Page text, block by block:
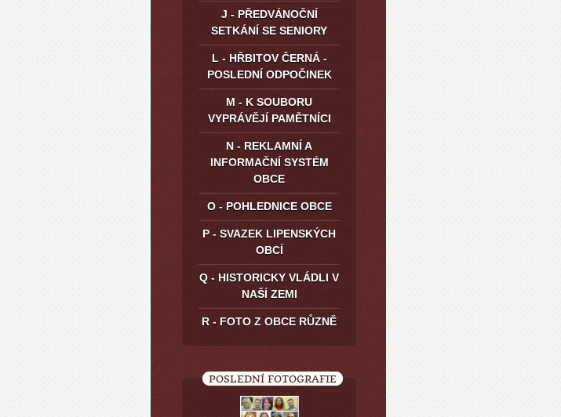
J - PŘEDVÁNOČNÍ
SETKÁNÍ SE SENIORY
L - HŘBITOV ČERNÁ -
POSLEDNÍ ODPOČINEK
M - K SOUBORU
VYPRÁVĚJÍ PAMĚTNÍCI
N - REKLAMNÍ A
INFORMAČNÍ SYSTÉM
OBCE
O - POHLEDNICE OBCE
P - SVAZEK LIPENSKÝCH
OBCÍ
Q - HISTORICKY VLÁDLI V
NAŠÍ ZEMI
R - FOTO Z OBCE RŮZNĚ
POSLEDNÍ FOTOGRAFIE